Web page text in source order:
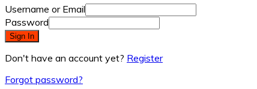
Username or Email
Password
Sign In
Don't have an account yet? Register
Forgot password?